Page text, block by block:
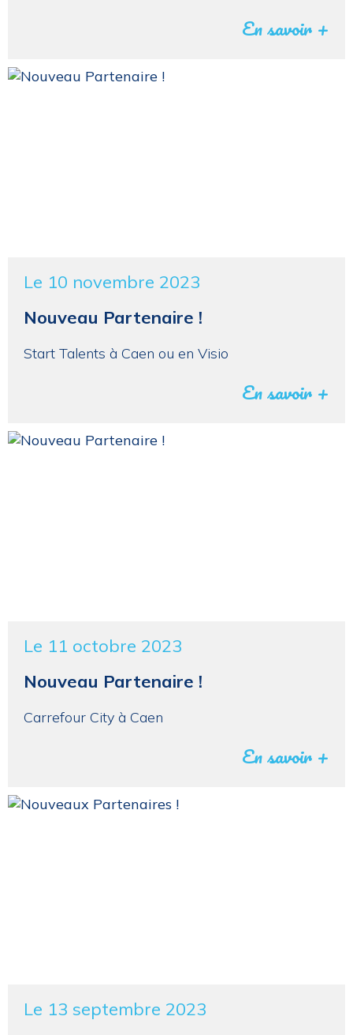
En savoir +
Le 10 novembre 2023
Nouveau Partenaire !
Start Talents à Caen ou en Visio
En savoir +
Le 11 octobre 2023
Nouveau Partenaire !
Carrefour City à Caen
En savoir +
Le 13 septembre 2023